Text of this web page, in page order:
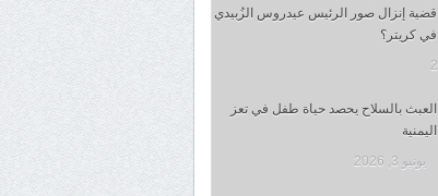
قضية إنزال صور الرئيس عيدروس الزُبيدي
في كريتر؟
العبث بالسلاح يحصد حياة طفل في تعز
اليمنية
يونيو 3, 2026